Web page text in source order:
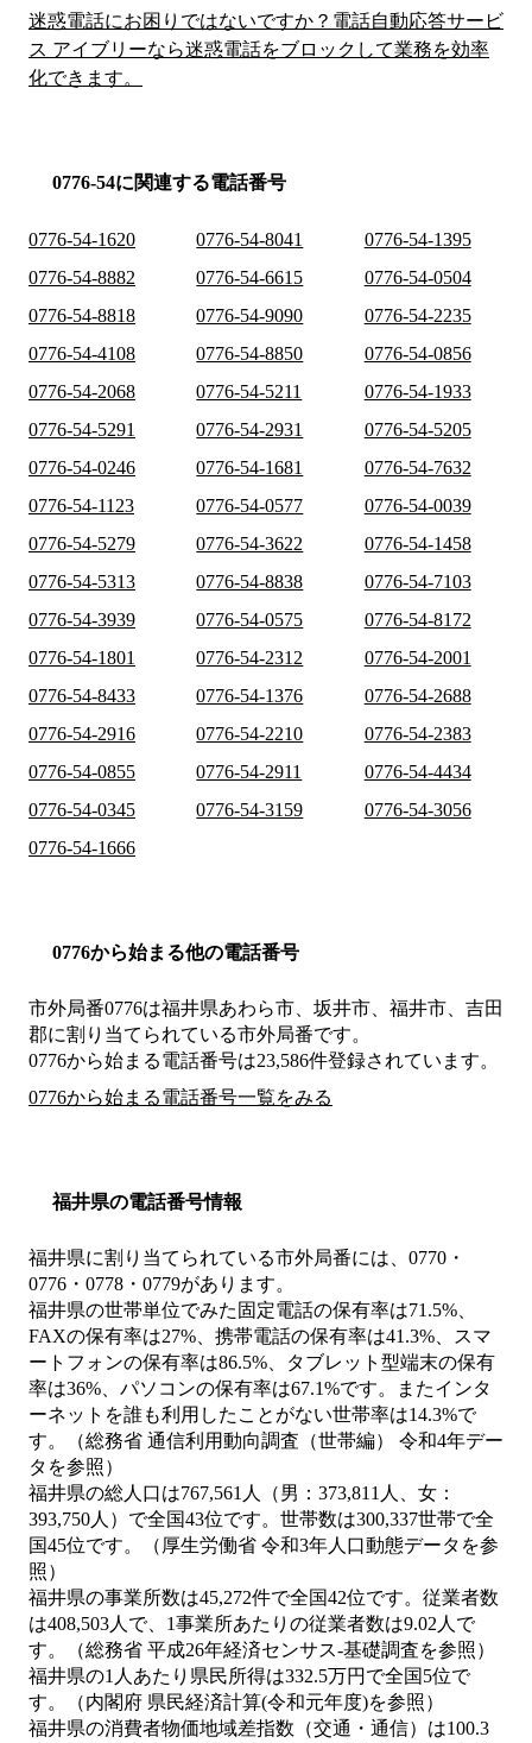
迷惑電話にお困りではないですか？電話自動応答サービ
ス アイブリーなら迷惑電話をブロックして業務を効率
化できます。
0776-54に関連する電話番号
0776-54-1620 0776-54-8041
0776-54-1395
0776-54-8882
0776-54-6615
0776-54-0504
0776-54-8818
0776-54-9090
0776-54-2235
0776-54-4108
0776-54-8850
0776-54-0856
0776-54-2068
0776-54-5211
0776-54-1933
0776-54-5291
0776-54-2931
0776-54-5205
0776-54-0246
0776-54-1681
0776-54-7632
0776-54-1123
0776-54-0577
0776-54-0039
0776-54-5279
0776-54-3622
0776-54-1458
0776-54-5313
0776-54-8838
0776-54-7103
0776-54-3939
0776-54-0575
0776-54-8172
0776-54-1801
0776-54-2312
0776-54-2001
0776-54-8433
0776-54-1376
0776-54-2688
0776-54-2916
0776-54-2210
0776-54-2383
0776-54-0855
0776-54-2911
0776-54-4434
0776-54-0345
0776-54-3159
0776-54-3056
0776-54-1666
0776から始まる他の電話番号
市外局番0776は福井県あわら市、坂井市、福井市、吉田
郡に割り当てられている市外局番です。
0776から始まる電話番号は23,586件登録されています。
0776から始まる電話番号一覧をみる
福井県の電話番号情報
福井県に割り当てられている市外局番には、0770・
0776・0778・0779があります。
福井県の世帯単位でみた固定電話の保有率は71.5%、
FAXの保有率は27%、携帯電話の保有率は41.3%、スマ
ートフォンの保有率は86.5%、タブレット型端末の保有
率は36%、パソコンの保有率は67.1%です。またインタ
ーネットを誰も利用したことがない世帯率は14.3%で
す。（総務省 通信利用動向調査（世帯編） 令和4年デー
タを参照）
福井県の総人口は767,561人（男：373,811人、女：
393,750人）で全国43位です。世帯数は300,337世帯で全
国45位です。（厚生労働省 令和3年人口動態データを参
照）
福井県の事業所数は45,272件で全国42位です。従業者数
は408,503人で、1事業所あたりの従業者数は9.02人で
す。（総務省 平成26年経済センサス‐基礎調査を参照）
福井県の1人あたり県民所得は332.5万円で全国5位で
す。（内閣府 県民経済計算(令和元年度)を参照）
福井県の消費者物価地域差指数（交通・通信）は100.3